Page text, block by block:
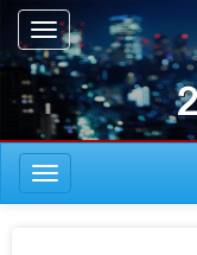
ناوبری
ناوبری